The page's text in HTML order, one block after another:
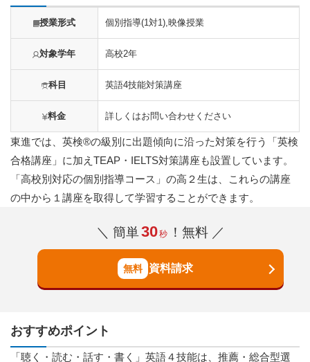
授業形式 個別指導(1対1),映像授業
対象学年 高校2年
科目 英語4技能対策講座
料金 詳しくはお問い合わせください
東進では、英検®の級別に出題傾向に沿った対策を行う「英検
合格講座」に加えTEAP・IELTS対策講座も設置しています。
「高校別対応の個別指導コース」の高２生は、これらの講座
の中から１講座を取得して学習することができます。
＼ 簡単30秒 ！無料 ／
資料請求
おすすめポイント
「聴く・読む・話す・書く」英語４技能は、推薦・総合型選